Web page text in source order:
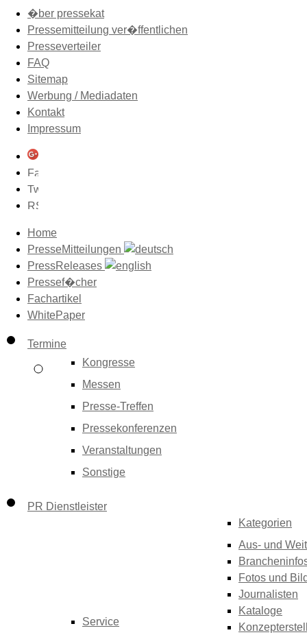
�ber pressekat
Pressemitteilung ver�ffentlichen
Presseverteiler
FAQ
Sitemap
Werbung / Mediadaten
Kontakt
Impressum
Home
PresseMitteilungen
PressReleases
Pressef�cher
Fachartikel
WhitePaper
Termine
Kongresse
Messen
Presse-Treffen
Pressekonferenzen
Veranstaltungen
Sonstige
PR Dienstleister
Service
Kategorien
Aus- und
Fotos und
Journalisten
Kataloge